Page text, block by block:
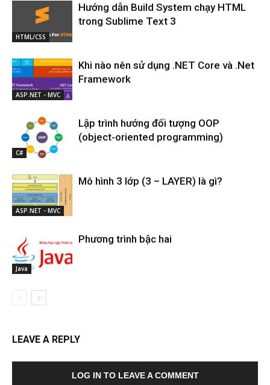
HTML/CSS
Hướng dẫn Build System chạy HTML
trong Sublime Text 3
ASP.NET - MVC
Khi nào nên sử dụng .NET Core và .Net
Framework
C#
Lập trình hướng đối tượng OOP
(object-oriented programming)
ASP.NET - MVC
Mô hình 3 lớp (3 – LAYER) là gì?
Java
Phương trình bậc hai
LEAVE A REPLY
LOG IN TO LEAVE A COMMENT